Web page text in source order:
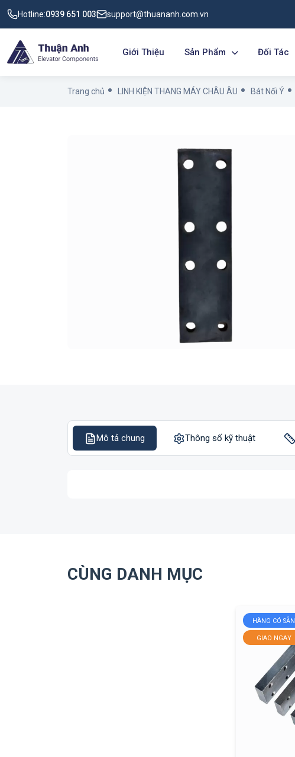
Hotline:0939 651 003 support@thuananh.com.vn
Giới Thiệu Sản Phẩm Đối Tác
Trang chủ LINH KIỆN THANG MÁY CHÂU ÂU Bát Nối Ý
Mô tả chung Thông số kỹ thuật
CÙNG DANH MỤC
HÀNG CÓ SẴN
GIAO NGAY